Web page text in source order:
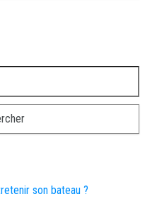
son bateau ?